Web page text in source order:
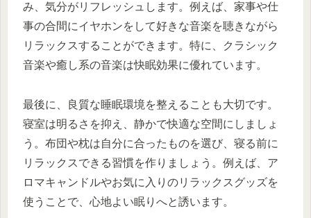
み、気分がリフレッシュします。例えば、家事や仕
事の合間にイヤホンをして好きな音楽を聴きながら
リラックスすることができます。特に、クラシック
音楽や癒し系の音楽は快眠効果に優れています。
最後に、良質な睡眠環境を整えることも大切です。
寝室は明るさを抑え、静かで快適な空間にしましょ
う。布団や枕は自分に合ったものを選び、寝る前に
リラックスできる習慣を作りましょう。例えば、ア
ロマキャンドルやお気に入りのリラックスグッズを
使うことで、心地よい眠りへと誘います。